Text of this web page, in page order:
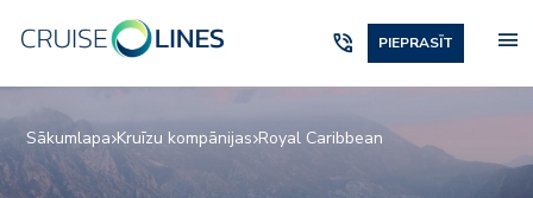
phone_in_talk PIEPRASĪT menu
Sākumlapa Kruīzu kompānijas Royal Caribbean